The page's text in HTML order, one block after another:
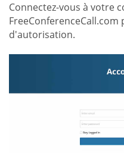
Connectez-vous à votre
d'autorisation.